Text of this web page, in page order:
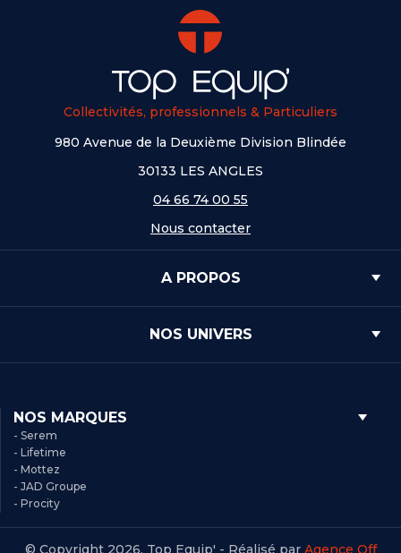
Collectivités, professionnels & Particuliers
980 Avenue de la Deuxième Division Blindée
30133 LES ANGLES
04 66 74 00 55
Nous contacter
A PROPOS
NOS UNIVERS
NOS MARQUES
- Serem
- Lifetime
- Mottez
- JAD Groupe
- Procity
© Copyright 2026, Top Equip' - Réalisé par Agence Off